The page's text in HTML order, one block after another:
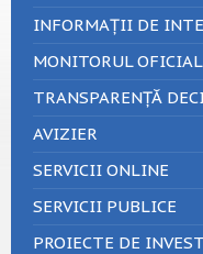
INFORMAȚII DE
MONITORUL
TRANSPARENȚĂ
AVIZIER
SERVICII ONLINE
SERVICII PUBLICE
PROIECTE DE